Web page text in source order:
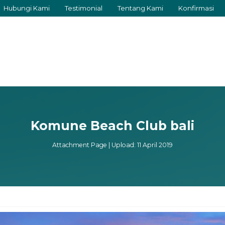
Hubungi Kami Testimonial Tentang Kami Konfirmasi
Komune Beach Club bali
Attachment Page | Upload: 11 April 2019